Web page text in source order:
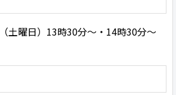
土曜日）13時30分～・14時30分～